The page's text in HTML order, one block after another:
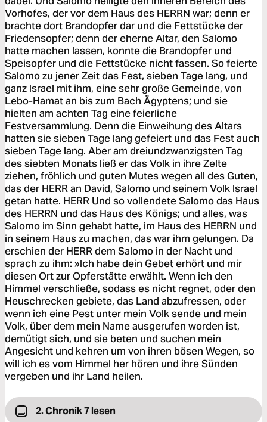
Vorhofes, der vor dem Haus des HERRN war; denn er
brachte dort Brandopfer dar und die Fettstücke der
Friedensopfer; denn der eherne Altar, den Salomo
hatte machen lassen, konnte die Brandopfer und
Speisopfer und die Fettstücke nicht fassen. So feierte
Salomo zu jener Zeit das Fest, sieben Tage lang, und
ganz Israel mit ihm, eine sehr große Gemeinde, von
Lebo-Hamat an bis zum Bach Ägyptens; und sie
hielten am achten Tag eine feierliche
Festversammlung. Denn die Einweihung des Altars
hatten sie sieben Tage lang gefeiert und das Fest auch
sieben Tage lang. Aber am dreiundzwanzigsten Tag
des siebten Monats ließ er das Volk in ihre Zelte
ziehen, fröhlich und guten Mutes wegen all des Guten,
das der HERR an David, Salomo und seinem Volk Israel
getan hatte. HERR Und so vollendete Salomo das Haus
des HERRN und das Haus des Königs; und alles, was
Salomo im Sinn gehabt hatte, im Haus des HERRN und
in seinem Haus zu machen, das war ihm gelungen. Da
erschien der HERR dem Salomo in der Nacht und
sprach zu ihm: »Ich habe dein Gebet erhört und mir
diesen Ort zur Opferstätte erwählt. Wenn ich den
Himmel verschließe, sodass es nicht regnet, oder den
Heuschrecken gebiete, das Land abzufressen, oder
wenn ich eine Pest unter mein Volk sende und mein
Volk, über dem mein Name ausgerufen worden ist,
demütigt sich, und sie beten und suchen mein
Angesicht und kehren um von ihren bösen Wegen, so
will ich es vom Himmel her hören und ihre Sünden
vergeben und ihr Land heilen.
2. Chronik 7 lesen